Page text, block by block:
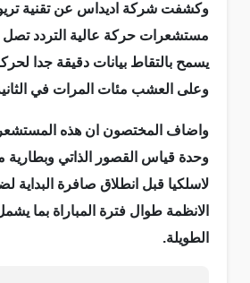
وكشفت شركة اديداس عن تقنية
يسمح بالتقاط بيانات دقيقة جدا
وعلى العشب مئات المرات في
واضاف المختصون ان هذه
وحدة قياس القصور الذاتي وبطارية
لاسلكيا قبل انطلاق صافرة البداية
الانظمة طوال فترة المباراة بما
الطويلة.